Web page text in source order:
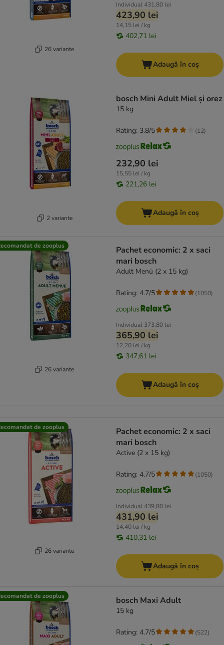
26 variante
Individual431,80 lei
423,90 lei
14,15 lei / kg
402,71 lei
Adaugă în coș
2 variante
bosch Mini Adult Miel și orez
15 kg
232,90 lei
15,55 lei / kg
221,26 lei
Rating: 3.8/5 (12)
Adaugă în coș
de zooplus
26 variante
Pachet economic: 2 x saci
mari bosch
Adult Menü (2 x 15 kg)
Individual 373,80 lei
365,90 lei
12,20 lei / kg
347,61 lei
Rating: 4.7/5 (1050)
Adaugă în coș
de zooplus
26 variante
Pachet economic: 2 x saci
mari bosch
Active (2 x 15 kg)
Individual439,80 lei
431,90 lei
14,40 lei / kg
410,31 lei
Rating: 4.7/5 (1050)
Adaugă în coș
de zooplus bosch Maxi Adult
15 kg
Rating: 4.7/5 (522)